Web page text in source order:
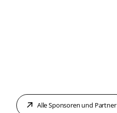
Alle Sponsoren und Partner